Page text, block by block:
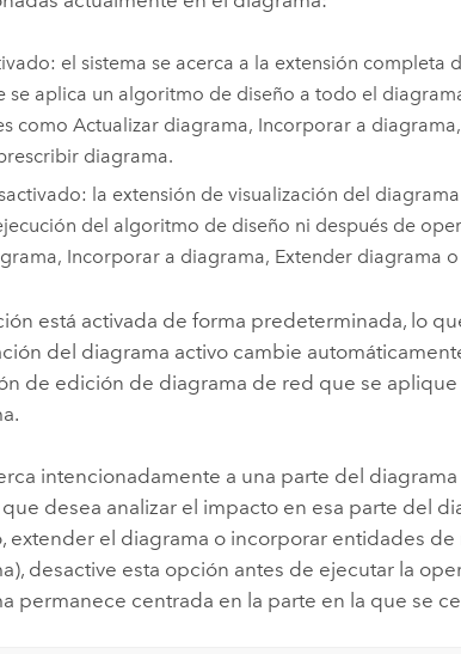
el sistema se acerca a la extensión completa
se aplica un algoritmo de diseño a todo el
como Actualizar diagrama, Incorporar a
diagrama.
la extensión de visualización del
del algoritmo de diseño ni después de
Incorporar a diagrama, Extender diagrama
está activada de forma predeterminada, lo
del diagrama activo cambie
de edición de diagrama de red que se
intencionadamente a una parte del
que desea analizar el impacto en esa parte del
extender el diagrama o incorporar entidades
desactive esta opción antes de ejecutar la
permanece centrada en la parte en la que se